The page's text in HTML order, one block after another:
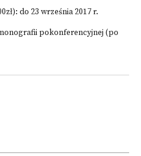
do 23 września 2017 r.
pokonferencyjnej (po